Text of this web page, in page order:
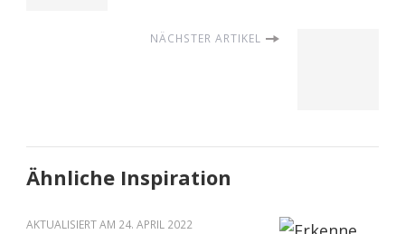
NÄCHSTER ARTIKEL
Ähnliche Inspiration
AKTUALISIERT AM 24. APRIL 2022